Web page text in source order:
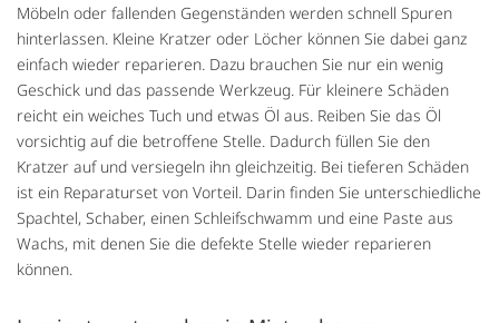
Möbeln oder fallenden Gegenständen werden schnell Spuren
hinterlassen. Kleine Kratzer oder Löcher können Sie dabei ganz
einfach wieder reparieren. Dazu brauchen Sie nur ein wenig
Geschick und das passende Werkzeug. Für kleinere Schäden
reicht ein weiches Tuch und etwas Öl aus. Reiben Sie das Öl
vorsichtig auf die betroffene Stelle. Dadurch füllen Sie den
Kratzer auf und versiegeln ihn gleichzeitig. Bei tieferen Schäden
ist ein Reparaturset von Vorteil. Darin finden Sie unterschiedliche
Spachtel, Schaber, einen Schleifschwamm und eine Paste aus
Wachs, mit denen Sie die defekte Stelle wieder reparieren
können.